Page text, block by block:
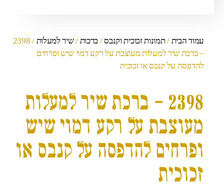
עמוד הבית /תמונות זכוכית וקנבס/ ברכות /שיר למעלות
/ 2398
– ברכת שיר למעלות מעוצבת על רקע דמוי שיש ופרחים
להדפסה על קנבס או זכוכית
2398 – ברכת שיר למעלות
מעוצבת על רקע דמוי שיש
ופרחים להדפסה על קנבס או
זכוכית